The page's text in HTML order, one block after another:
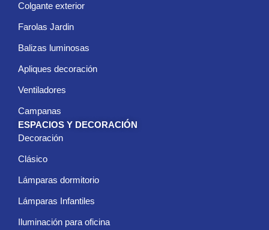
Colgante exterior
Farolas Jardin
Balizas luminosas
Apliques decoración
Ventiladores
Campanas
ESPACIOS Y DECORACIÓN
Decoración
Clásico
Lámparas dormitorio
Lámparas Infantiles
Iluminación para oficina